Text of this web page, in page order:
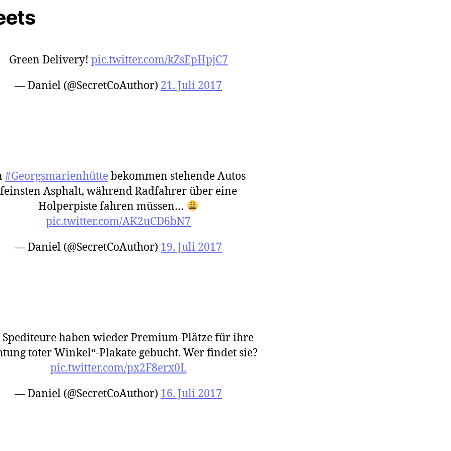
Green Delivery! pic.twitter.com/kZsEpHpjC7
— Daniel (@SecretCoAuthor) 21. Juli 2017
#Georgsmarienhüttebekommen stehende Autos
feinsten Asphalt, während Radfahrer über eine
Holperpiste fahren müssen…
pic.twitter.com/AK2uCD6bN7
— Daniel (@SecretCoAuthor) 19. Juli 2017
Spediteure haben wieder Premium-Plätze für ihre
toter Winkel“-Plakate gebucht. Wer findet sie?
pic.twitter.com/px2F8erx0L
— Daniel (@SecretCoAuthor) 16. Juli 2017